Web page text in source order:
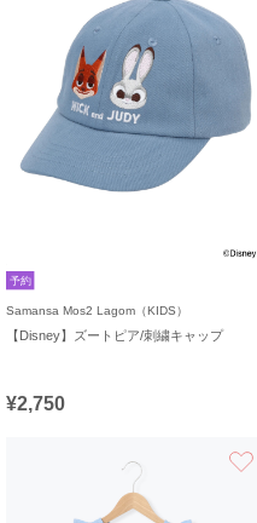
予約
Samansa Mos2 Lagom（KIDS）
【Disney】ズートピア/刺繍キャップ
¥2,750